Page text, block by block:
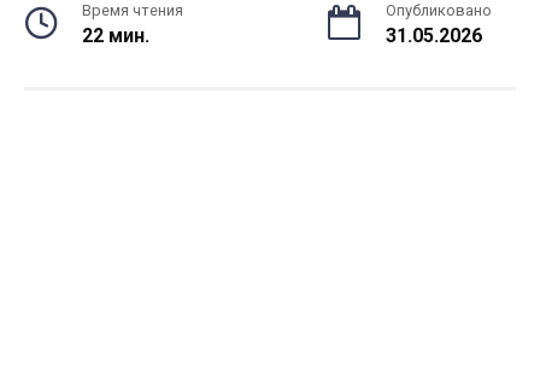
Время чтения
22 мин.
Опубликовано
31.05.2026